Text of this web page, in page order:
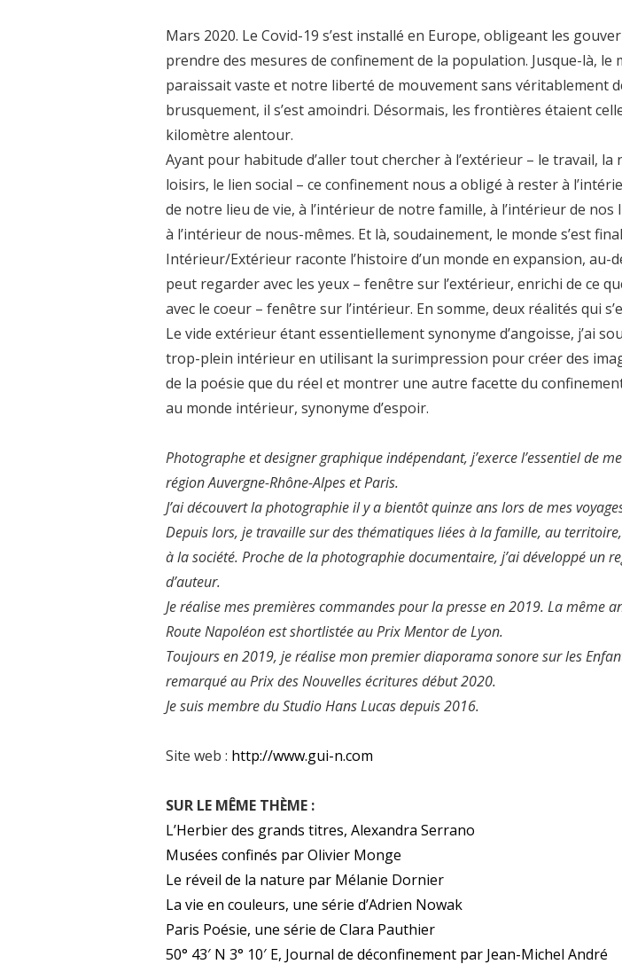
Mars 2020. Le Covid-19 s’est installé en Europe, obligeant les
prendre des mesures de confinement de la population. Jusque-là, le
paraissait vaste et notre liberté de mouvement sans véritablement
brusquement, il s’est amoindri. Désormais, les frontières étaient
kilomètre alentour.
Ayant pour habitude d’aller tout chercher à l’extérieur – le travail,
loisirs, le lien social – ce confinement nous a obligé à rester à
de notre lieu de vie, à l’intérieur de notre famille, à l’intérieur de
à l’intérieur de nous-mêmes. Et là, soudainement, le monde s’est
Intérieur/Extérieur raconte l’histoire d’un monde en expansion, au-
peut regarder avec les yeux – fenêtre sur l’extérieur, enrichi de ce
avec le coeur – fenêtre sur l’intérieur. En somme, deux réalités qui
Le vide extérieur étant essentiellement synonyme d’angoisse, j’ai
trop-plein intérieur en utilisant la surimpression pour créer des
de la poésie que du réel et montrer une autre facette du
au monde intérieur, synonyme d’espoir.
Photographe et designer graphique indépendant, j’exerce l’essentiel de
région Auvergne-Rhône-Alpes et Paris.
J’ai découvert la photographie il y a bientôt quinze ans lors de mes
Depuis lors, je travaille sur des thématiques liées à la famille, au
à la société. Proche de la photographie documentaire, j’ai développé un
d’auteur.
Je réalise mes premières commandes pour la presse en 2019. La même
Route Napoléon est shortlistée au Prix Mentor de Lyon.
Toujours en 2019, je réalise mon premier diaporama sonore sur les
remarqué au Prix des Nouvelles écritures début 2020.
Je suis membre du Studio Hans Lucas depuis 2016.
Site web : http://www.gui-n.com
SUR LE MÊME THÈME :
L’Herbier des grands titres, Alexandra Serrano
Musées confinés par Olivier Monge
Le réveil de la nature par Mélanie Dornier
La vie en couleurs, une série d’Adrien Nowak
Paris Poésie, une série de Clara Pauthier
50° 43′ N 3° 10′ E, Journal de déconfinement par Jean-Michel André